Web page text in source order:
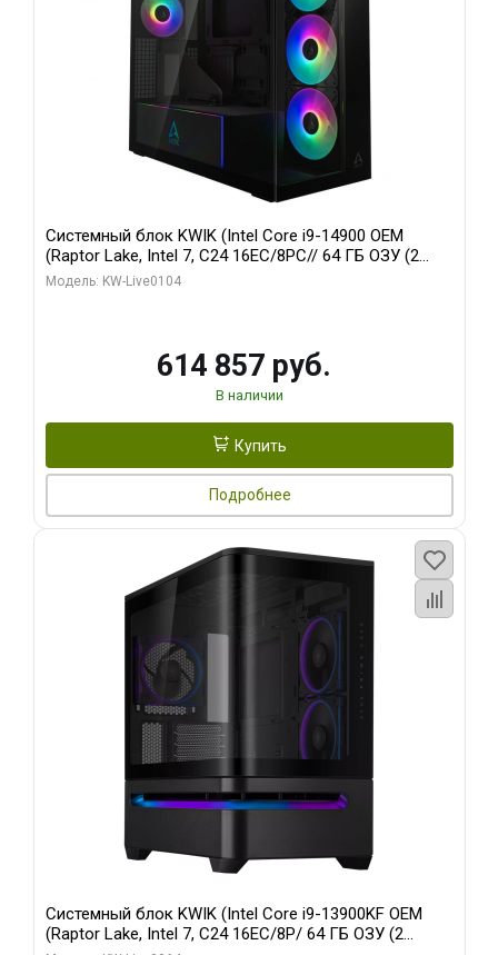
Системный блок KWIK (Intel Core i9-14900 OEM
(Raptor Lake, Intel 7, C24 16EC/8PC// 64 ГБ ОЗУ (2
модуля)/ Afox RTX4090 24GB GDDR6X 384-Bit 3xDP
Модель: KW-Live0104
614 857 руб.
В наличии
Купить
Подробнее
Системный блок KWIK (Intel Core i9-13900KF OEM
(Raptor Lake, Intel 7, C24 16EC/8P/ 64 ГБ ОЗУ (2